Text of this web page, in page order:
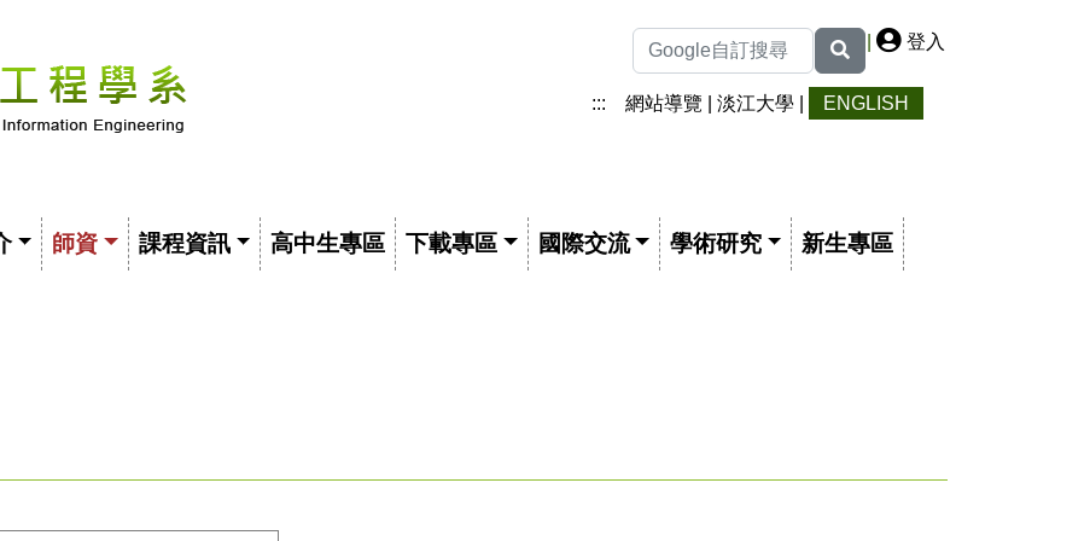
| 登入
::: 網站導覽 淡江大學 ENGLISH
師資 課程資訊 高中生專區 下載專區 國際交流 學術研究 新生專區